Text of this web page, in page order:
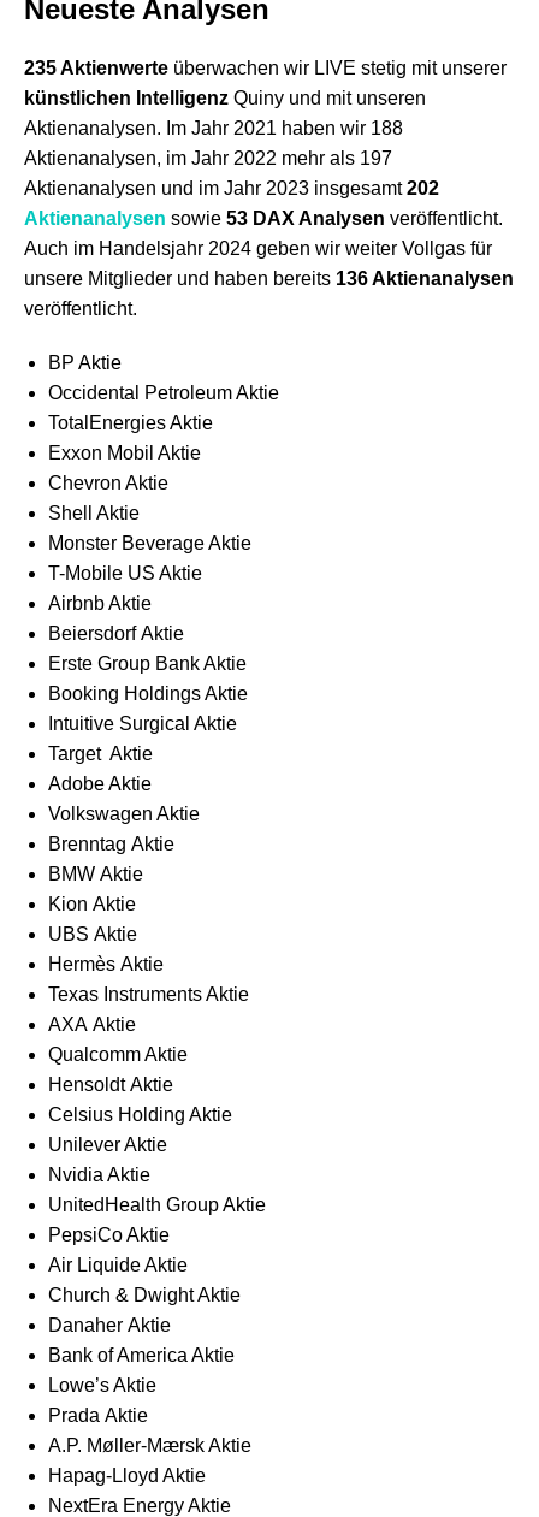
Neueste Analysen
235 Aktienwerte überwachen wir LIVE stetig mit unserer
künstlichen Intelligenz Quiny und mit unseren
Aktienanalysen. Im Jahr 2021 haben wir 188
Aktienanalysen, im Jahr 2022 mehr als 197
Aktienanalysen und im Jahr 2023 insgesamt202
Aktienanalysen sowie 53 DAX Analysen veröffentlicht.
Auch im Handelsjahr 2024 geben wir weiter Vollgas für
unsere Mitglieder und haben bereits 136 Aktienanalysen
veröffentlicht.
BP Aktie
Occidental Petroleum Aktie
TotalEnergies Aktie
Exxon Mobil Aktie
Chevron Aktie
Shell Aktie
Monster Beverage Aktie
T-Mobile US Aktie
Airbnb Aktie
Beiersdorf Aktie
Erste Group Bank Aktie
Booking Holdings Aktie
Intuitive Surgical Aktie
Target Aktie
Adobe Aktie
Volkswagen Aktie
Brenntag Aktie
BMW Aktie
Kion Aktie
UBS Aktie
Hermès Aktie
Texas Instruments Aktie
AXA Aktie
Qualcomm Aktie
Hensoldt Aktie
Celsius Holding Aktie
Unilever Aktie
Nvidia Aktie
UnitedHealth Group Aktie
PepsiCo Aktie
Air Liquide Aktie
Church & Dwight Aktie
Danaher Aktie
Bank of America Aktie
Lowe’s Aktie
Prada Aktie
A.P. Møller-Mærsk Aktie
Hapag-Lloyd Aktie
NextEra Energy Aktie